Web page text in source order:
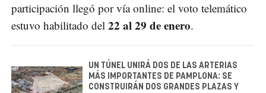
participación llegó por vía online: el voto telemático
estuvo habilitado del 22 al 29 de enero.
UN TÚNEL UNIRÁ DOS DE LAS ARTERIAS
MÁS IMPORTANTES DE PAMPLONA: SE
CONSTRUIRÁN DOS GRANDES PLAZAS Y